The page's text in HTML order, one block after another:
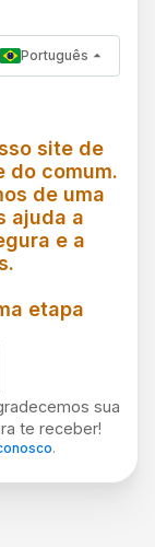
Português
site de
do comum.
de uma
ajuda a
e a
etapa
sua
te receber!
.